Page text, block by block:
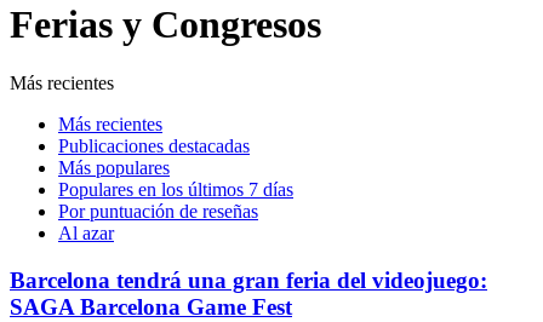
Ferias y Congresos
Más recientes
Más recientes
Publicaciones destacadas
Más populares
Populares en los últimos 7 días
Por puntuación de reseñas
Al azar
Barcelona tendrá una gran feria del videojuego:
SAGA Barcelona Game Fest